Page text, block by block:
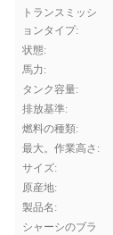
トランスミッシ
ョンタイプ:
状態:
馬力:
タンク容量:
排放基準:
燃料の種類:
最大。作業高さ:
サイズ:
原産地:
製品名:
シャーシのブラ